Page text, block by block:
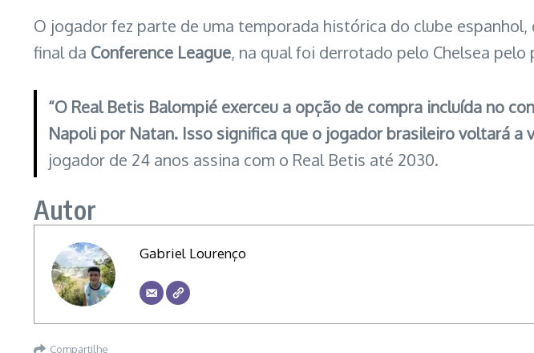
O jogador fez parte de uma temporada histórica do clube
final da Conference League, na qual foi derrotado pelo Chelsea pelo
“O Real Betis Balompié exerceu a opção de compra incluída no
Napoli por Natan. Isso significa que o jogador brasileiro voltará
jogador de 24 anos assina com o Real Betis até 2030.
Autor
Gabriel Lourenço
Compartilhe